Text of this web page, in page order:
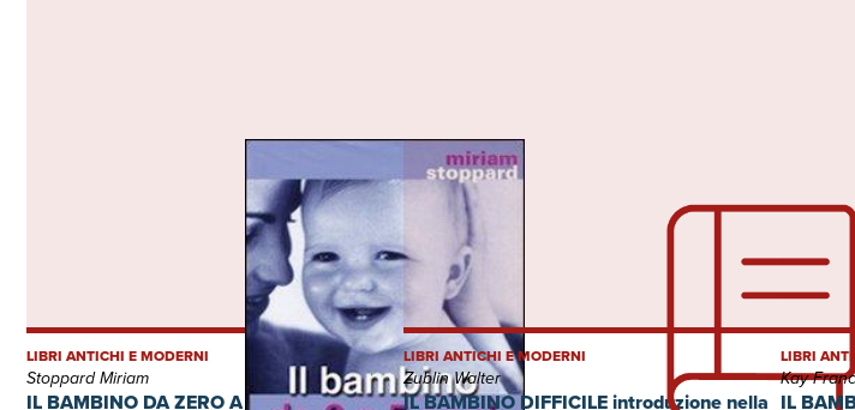
IL BAMBINO DA ZERO A CINQUE ANNI
LIBRI ANTICHI E MODERNI
Stoppard Miriam
IL BAMBINO DIFFICILE introduzione nella
LIBRI ANTICHI E MODERNI
Zublin Walter
IL
LIBRI
Kay